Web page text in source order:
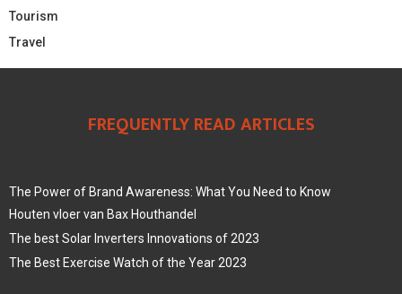
Tourism
Travel
FREQUENTLY READ ARTICLES
The Power of Brand Awareness: What You Need to Know
Houten vloer van Bax Houthandel
The best Solar Inverters Innovations of 2023
The Best Exercise Watch of the Year 2023